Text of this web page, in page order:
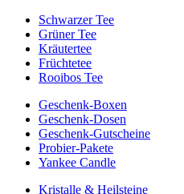
Schwarzer Tee
Grüner Tee
Kräutertee
Früchtetee
Rooibos Tee
Geschenk-Boxen
Geschenk-Dosen
Geschenk-Gutscheine
Probier-Pakete
Yankee Candle
Kristalle & Heilsteine